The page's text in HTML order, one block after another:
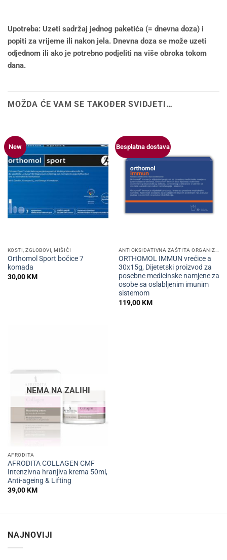
Upotreba: Uzeti sadržaj jednog paketića (= dnevna doza) i
popiti za vrijeme ili nakon jela. Dnevna doza se može uzeti
odjednom ili ako je potrebno podjeliti na više obroka tokom
dana.
MOŽDA ĆE VAM SE TAKOĐER SVIDJETI…
New
KOSTI, ZGLOBOVI, MIŠIĆI
Orthomol Sport bočice 7
komada
30,00KM
Besplatna dostava
ORTHOMOL IMMUN vrećice a
30x15g, Dijetetski proizvod za
posebne medicinske namjene za
osobe sa oslabljenim imunim
sistemom
119,00KM
NEMA NA ZALIHI
AFRODITA
AFRODITA COLLAGEN CMF
Intenzivna hranjiva krema 50ml,
Anti-ageing & Lifting
39,00KM
NAJNOVIJI